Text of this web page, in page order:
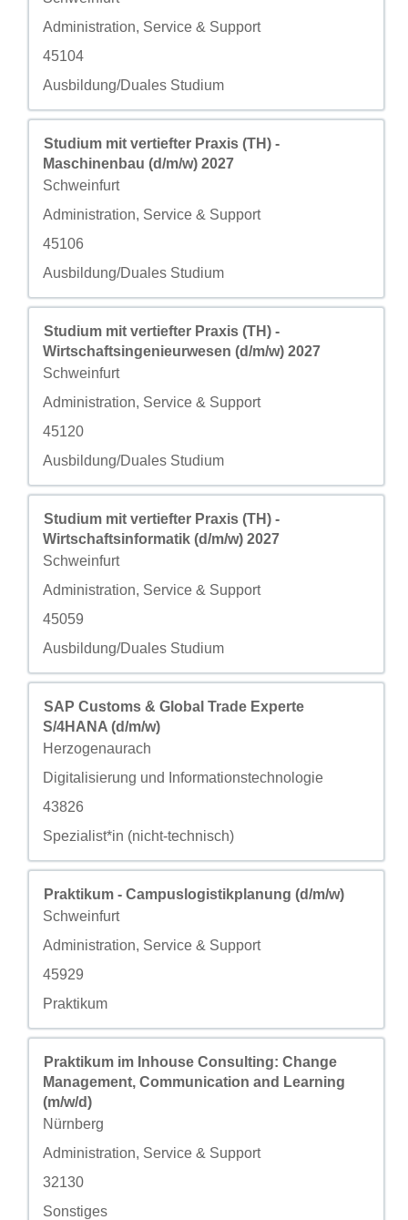
自定义字段 2
Administration, Service & Support
自定义字段 3
45104
自定义字段 4
Ausbildung/Duales Studium
职务
Studium mit vertiefter Praxis (TH) -
Maschinenbau (d/m/w) 2027
城市
Schweinfurt
自定义字段 2
Administration, Service & Support
自定义字段 3
45106
自定义字段 4
Ausbildung/Duales Studium
使用空格键进行选择以查看职位信息的完整内容。
职务
Studium mit vertiefter Praxis (TH) -
Wirtschaftsingenieurwesen (d/m/w) 2027
城市
Schweinfurt
自定义字段 2
Administration, Service & Support
自定义字段 3
45120
自定义字段 4
Ausbildung/Duales Studium
使用空格键进行选择以查看职位信息的完整内容。
职务
Studium mit vertiefter Praxis (TH) -
Wirtschaftsinformatik (d/m/w) 2027
城市
Schweinfurt
自定义字段 2
Administration, Service & Support
自定义字段 3
45059
自定义字段 4
Ausbildung/Duales Studium
使用空格键进行选择以查看职位信息的完整内容。
职务
SAP Customs & Global Trade Experte
S/4HANA (d/m/w)
城市
Herzogenaurach
自定义字段 2
Digitalisierung und Informationstechnologie
自定义字段 3
43826
自定义字段 4
Spezialist*in (nicht-technisch)
使用空格键进行选择以查看职位信息的完整内容。
职务
Praktikum - Campuslogistikplanung (d/m/w)
城市
Schweinfurt
自定义字段 2
Administration, Service & Support
自定义字段 3
45929
自定义字段 4
Praktikum
使用空格键进行选择以查看职位信息的完整内容。
职务
Praktikum im Inhouse Consulting: Change
Management, Communication and Learning
(m/w/d)
城市
Nürnberg
自定义字段 2
Administration, Service & Support
自定义字段 3
32130
自定义字段 4
Sonstiges
使用空格键进行选择以查看职位信息的完整内容。